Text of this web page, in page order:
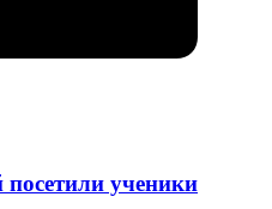
ученики